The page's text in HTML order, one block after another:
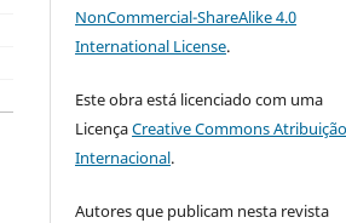
NonCommercial-ShareAlike 4.0
International License.
Este obra está licenciado com uma
LicençaCreative Commons
Internacional.
Autores que publicam nesta revista